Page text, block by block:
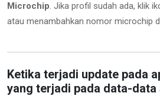
Microchip. Jika profil sudah ada, klik
atau menambahkan nomor microchip
Ketika terjadi update pada
yang terjadi pada data-data